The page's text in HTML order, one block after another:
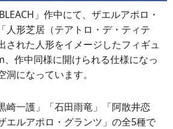
」作中にて、ザエルアポロ・
人形芝居（テアトロ・デ・ティテ
された人形をイメージしたフィギュ
作中同様に開けられる仕様になっ
になっています。
崎一護」「石田雨竜」「阿散井恋
エルアポロ・グランツ」の全5種で